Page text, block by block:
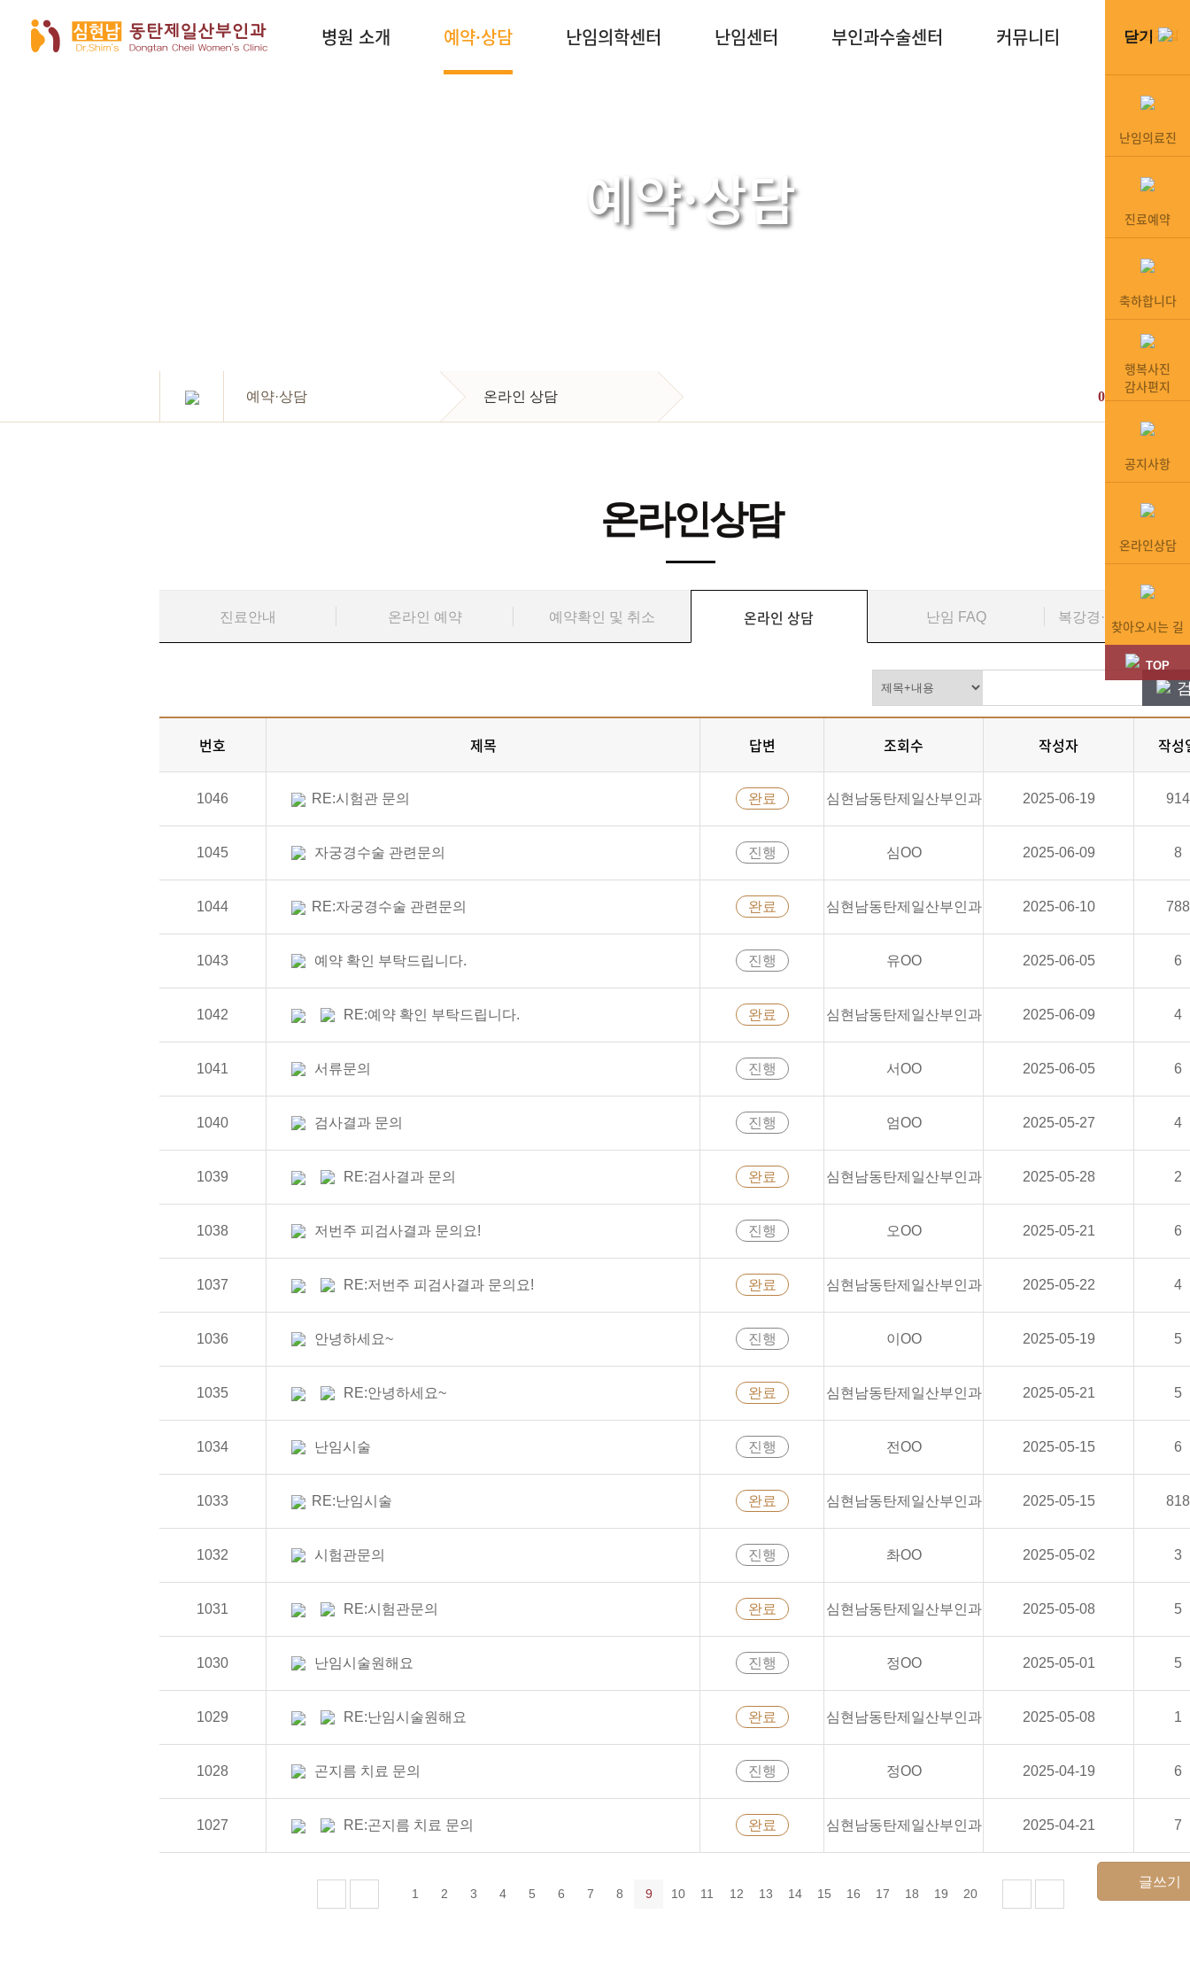
병원 소개 예약·상담 난임의학센터 난임센터 부인과수술센터 커뮤니티 회원가입
닫기
난임의료진
진료예약
축하합니다
행복사진
감사편지
공지사항
온라인상담
찾아오시는 길
TOP
예약·상담
예약·상담 온라인 상담 031-8003-
온라인상담
진료안내 온라인 예약 예약확인 및 취소 온라인 상담 난임 FAQ 복강경·자궁경수술
번호 제목 답변 조회수 작성자 작성
1046 RE:시험관 문의 완료 심현남동탄제일산부인과 2025-06-19 914
1045 자궁경수술 관련문의 진행 심OO 2025-06-09 8
1044 RE:자궁경수술 관련문의 완료 심현남동탄제일산부인과 2025-06-10 788
1043 예약 확인 부탁드립니다. 진행 유OO 2025-06-05 6
1042 RE:예약 확인 부탁드립니다. 완료 심현남동탄제일산부인과 2025-06-09 4
1041 서류문의 진행 서OO 2025-06-05 6
1040 검사결과 문의 진행 엄OO 2025-05-27 4
1039 RE:검사결과 문의 완료 심현남동탄제일산부인과 2025-05-28 2
1038 저번주 피검사결과 문의요! 진행 오OO 2025-05-21 6
1037 RE:저번주 피검사결과 문의요! 완료 심현남동탄제일산부인과 2025-05-22 4
1036 안녕하세요~ 진행 이OO 2025-05-19 5
1035 RE:안녕하세요~ 완료 심현남동탄제일산부인과 2025-05-21 5
1034 난임시술 진행 전OO 2025-05-15 6
1033 RE:난임시술 완료 심현남동탄제일산부인과 2025-05-15 818
1032 시험관문의 진행 촤OO 2025-05-02 3
1031 RE:시험관문의 완료 심현남동탄제일산부인과 2025-05-08 5
1030 난임시술원해요 진행 정OO 2025-05-01 5
1029 RE:난임시술원해요 완료 심현남동탄제일산부인과 2025-05-08 1
1028 곤지름 치료 문의 진행 정OO 2025-04-19 6
1027 RE:곤지름 치료 문의 완료 심현남동탄제일산부인과 2025-04-21 7
글쓰기
1 2 3 4 5 6 7 8 9 10 11 12 13 14 15 16 17 18 19 20